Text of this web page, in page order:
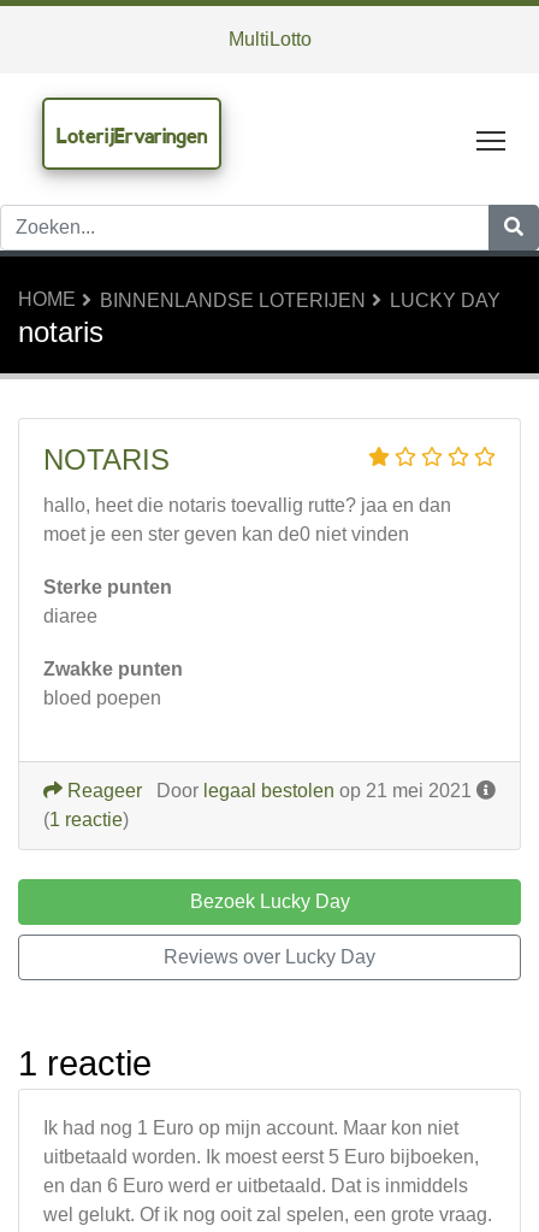
MultiLotto
LoterijErvaringen
HOME BINNENLANDSE LOTERIJEN LUCKY DAY
notaris
NOTARIS
hallo, heet die notaris toevallig rutte? jaa en dan
moet je een ster geven kan de0 niet vinden
Sterke punten
diaree
Zwakke punten
bloed poepen
Door legaal bestolen op 21 mei 2021
Reageer
(1 reactie)
Bezoek Lucky Day
Reviews over Lucky Day
1 reactie
Ik had nog 1 Euro op mijn account. Maar kon niet
uitbetaald worden. Ik moest eerst 5 Euro bijboeken,
en dan 6 Euro werd er uitbetaald. Dat is inmiddels
wel gelukt. Of ik nog ooit zal spelen, een grote vraag.